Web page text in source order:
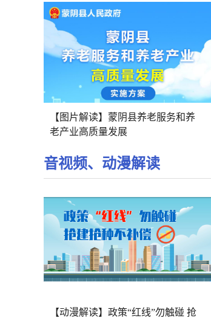
【图片解读】蒙阴县养老服务和养
老产业高质量发展
音视频、动漫解读
【动漫解读】政策“红线”勿触碰 抢